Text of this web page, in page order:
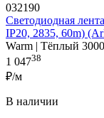
032190
Светодиодная
IP20, 2835, 60m)
Warm | Тёплый
1 04738
₽/м
В наличии